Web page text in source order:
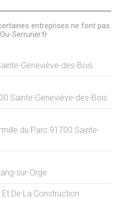
entreprises ne font pas
Serrurier.fr
Geneviève-des-Bois
Sainte-Geneviève-des-Bois
du Parc 91700 Sainte-
sur-Orge
De La Construction